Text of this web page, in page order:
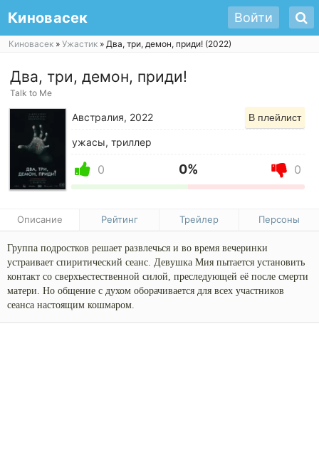
Киновасек Войти
Киновасек » Ужастик » Два, три, демон, приди! (2022)
Два, три, демон, приди!
Talk to Me
Австралия, 2022 В плейлист
ужасы, триллер
0 0% 0
Описание Рейтинг Трейлер Персоны
Группа подростков решает развлечься и во время вечеринки
устраивает спиритический сеанс. Девушка Мия пытается установить
контакт со сверхъестественной силой, преследующей её после смерти
матери. Но общение с духом оборачивается для всех участников
сеанса настоящим кошмаром.